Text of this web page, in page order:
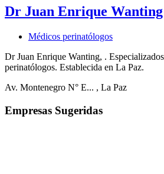
Dr Juan Enrique Wanting
Médicos perinatólogos
Dr Juan Enrique Wanting, .
perinatólogos. Establecida en La Paz.
Av. Montenegro N° E... , La Paz
Empresas Sugeridas